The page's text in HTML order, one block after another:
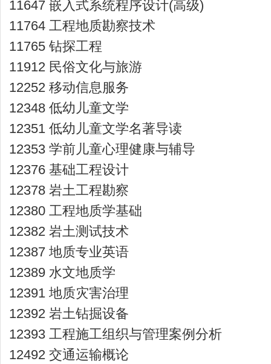
11647 嵌入式系统程序设计(高级)
11764 工程地质勘察技术
11765 钻探工程
11912 民俗文化与旅游
12252 移动信息服务
12348 低幼儿童文学
12351 低幼儿童文学名著导读
12353 学前儿童心理健康与辅导
12376 基础工程设计
12378 岩土工程勘察
12380 工程地质学基础
12382 岩土测试技术
12387 地质专业英语
12389 水文地质学
12391 地质灾害治理
12392 岩土钻掘设备
12393 工程施工组织与管理案例分析
12492 交通运输概论